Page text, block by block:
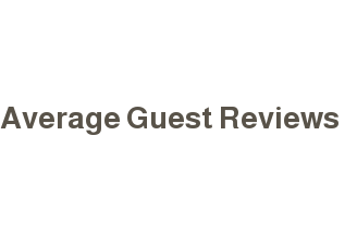
Average Guest Reviews